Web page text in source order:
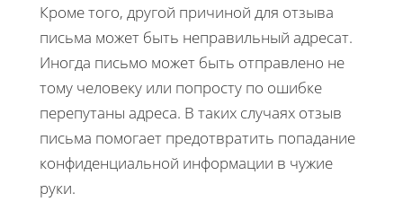
Кроме того, другой причиной для отзыва
письма может быть неправильный адресат.
Иногда письмо может быть отправлено не
тому человеку или попросту по ошибке
перепутаны адреса. В таких случаях отзыв
письма помогает предотвратить попадание
конфиденциальной информации в чужие
руки.